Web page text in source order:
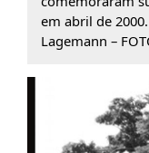
em abril de
Lagemann –